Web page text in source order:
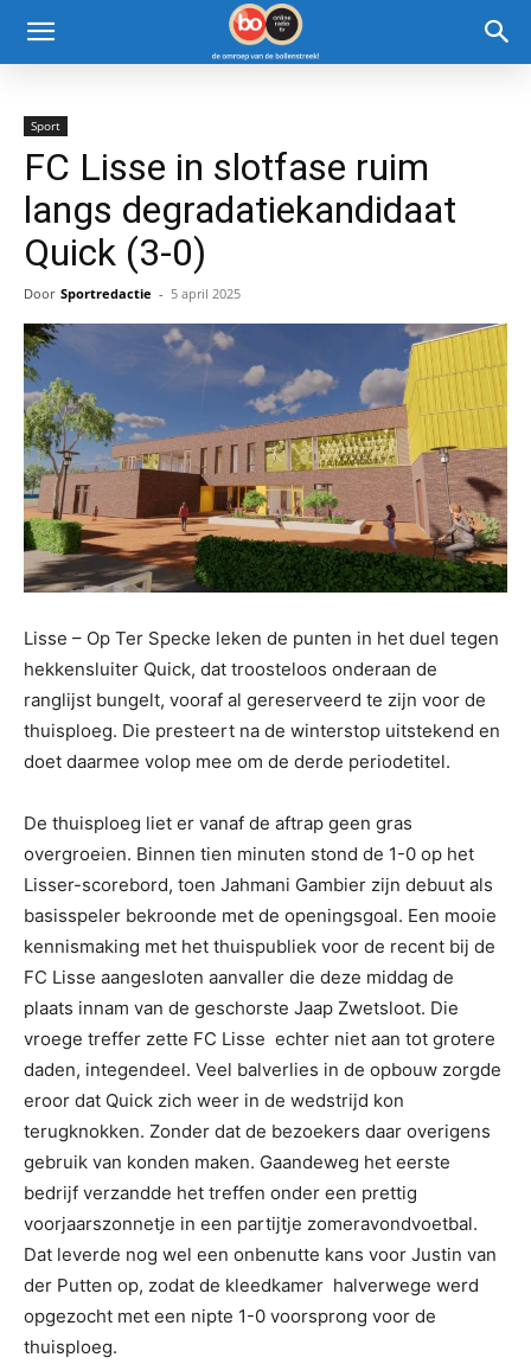
Sport
FC Lisse in slotfase ruim
langs degradatiekandidaat
Quick (3-0)
Door Sportredactie - 5 april 2025
Lisse – Op Ter Specke leken de punten in het duel tegen
hekkensluiter Quick, dat troosteloos onderaan de
ranglijst bungelt, vooraf al gereserveerd te zijn voor de
thuisploeg. Die presteert na de winterstop uitstekend en
doet daarmee volop mee om de derde periodetitel.
De thuisploeg liet er vanaf de aftrap geen gras
overgroeien. Binnen tien minuten stond de 1-0 op het
Lisser-scorebord, toen Jahmani Gambier zijn debuut als
basisspeler bekroonde met de openingsgoal. Een mooie
kennismaking met het thuispubliek voor de recent bij de
FC Lisse aangesloten aanvaller die deze middag de
plaats innam van de geschorste Jaap Zwetsloot. Die
vroege treffer zette FC Lisse echter niet aan tot grotere
daden, integendeel. Veel balverlies in de opbouw zorgde
eroor dat Quick zich weer in de wedstrijd kon
terugknokken. Zonder dat de bezoekers daar overigens
gebruik van konden maken. Gaandeweg het eerste
bedrijf verzandde het treffen onder een prettig
voorjaarszonnetje in een partijtje zomeravondvoetbal.
Dat leverde nog wel een onbenutte kans voor Justin van
der Putten op, zodat de kleedkamer halverwege werd
opgezocht met een nipte 1-0 voorsprong voor de
thuisploeg.